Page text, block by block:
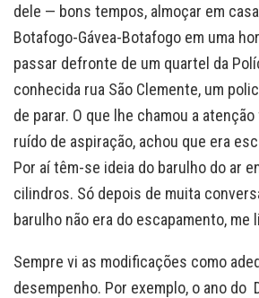
dele — bons tempos, almoçar em
Botafogo-Gávea-Botafogo em uma
passar defronte de um quartel da
conhecida rua São Clemente, um
de parar. O que lhe chamou a
ruído de aspiração, achou que era
Por aí têm-se ideia do barulho do ar
cilindros. Só depois de muita
barulho não era do escapamento, me
Sempre vi as modificações como
desempenho. Por exemplo, o ano do